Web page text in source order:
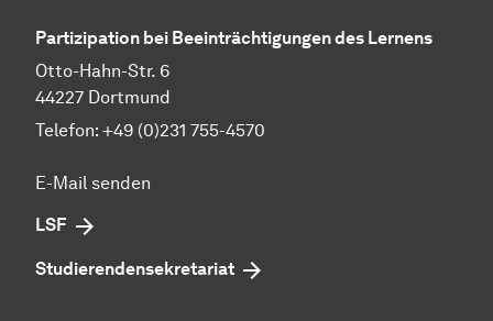
Partizipation bei Beeinträchtigungen des Lernens
Otto-Hahn-Str. 6
44227 Dortmund
Telefon: +49 (0)231 755-4570
E-Mail senden
LSF
Studierendensekretariat